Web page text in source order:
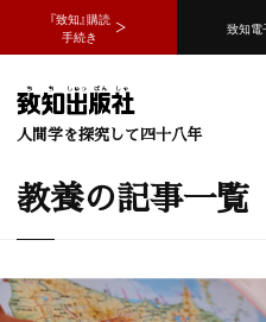
『致知』購読
手続き
致知電
人間学を探究して四十八年
教養の記事一覧